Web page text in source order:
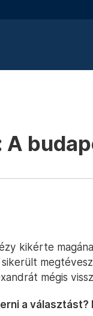
A
kikérte
mégis
a